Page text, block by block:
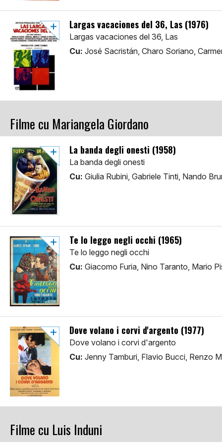
Largas vacaciones del 36, Las (1976)
Largas vacaciones del 36, Las
Cu: José Sacristán, Charo Soriano,
Filme cu Mariangela Giordano
La banda degli onesti (1958)
La banda degli onesti
Cu: Giulia Rubini, Gabriele Tinti, Nando
Te lo leggo negli occhi (1965)
Te lo leggo negli occhi
Cu: Giacomo Furia, Nino Taranto, Mario
Dove volano i corvi d'argento (1977)
Dove volano i corvi d'argento
Cu: Jenny Tamburi, Flavio Bucci, Renzo
Filme cu Luis Induni